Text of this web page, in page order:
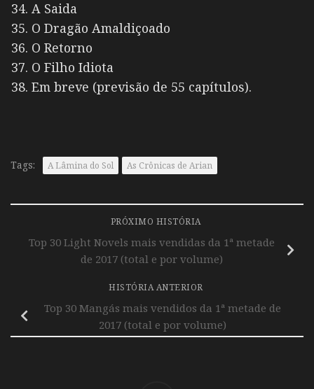
A Saida
O Dragão Amaldiçoado
O Retorno
O Filho Idiota
Em breve (previsão de 55 capítulos).
Tags: A Lâmina do Sol As Crônicas de Arian
PRÓXIMO HISTÓRIA
Top 30 Light Novels mais vendidas da 1ª metade
de 2017 (total e por volume)
HISTÓRIA ANTERIOR
Top 30 Mangás mais vendidos da 1ª metade de
2017 (total e por volume)